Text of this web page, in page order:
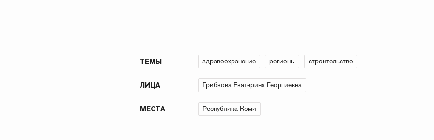
ТЕМЫ здравоохранение регионы строительство
ЛИЦА Грибкова Екатерина Георгиевна
МЕСТА Республика Коми